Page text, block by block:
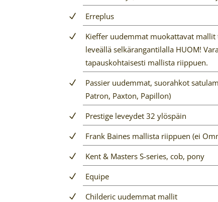
Erreplus
Kieffer uudemmat muokattavat
leveällä selkärangantilalla HUOM!
tapauskohtaisesti mallista riippuen.
Passier uudemmat, suorahkot
Patron, Paxton, Papillon)
Prestige leveydet 32 ylöspäin
Frank Baines mallista riippuen (ei
Kent & Masters S-series, cob, pony
Equipe
Childeric uudemmat mallit